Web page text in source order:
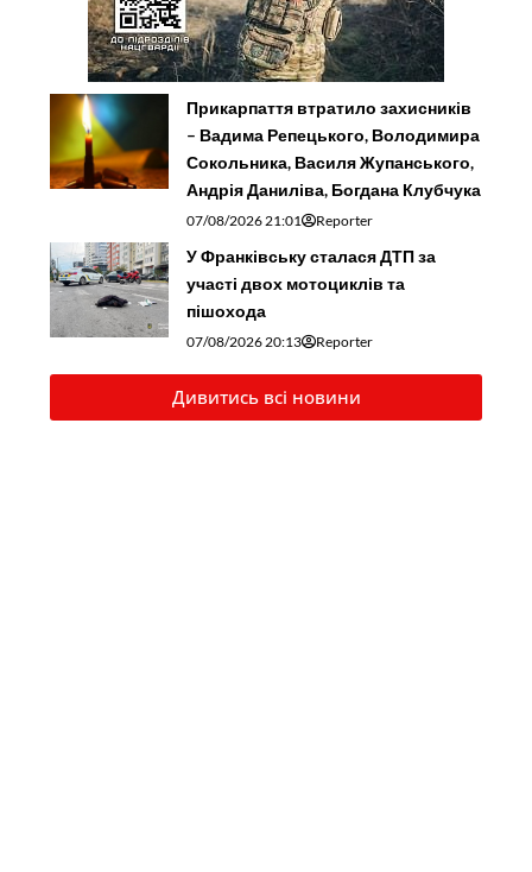
Прикарпаття втратило захисників
– Вадима Репецького, Володимира
Сокольника, Василя Жупанського,
Андрія Даниліва, Богдана Клубчука
07/08/2026 21:01 Reporter
У Франківську сталася ДТП за
участі двох мотоциклів та
пішохода
07/08/2026 20:13 Reporter
Дивитись всі новини